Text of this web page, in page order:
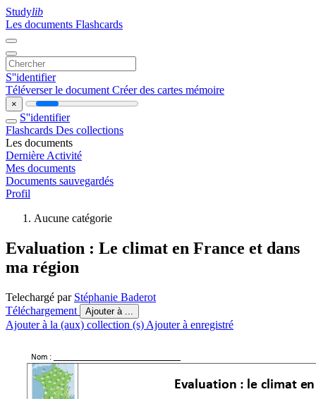
Studylib
Les documents Flashcards
S''identifier
Téléverser le document Créer des cartes mémoire
×
S''identifier
Flashcards Des collections
Les documents
Dernière Activité
Mes documents
Documents sauvegardés
Profil
Aucune catégorie
Evaluation : Le climat en France et dans
ma région
Telechargé par Stéphanie Baderot
Téléchargement
Ajouter à ...
Ajouter à la (aux) collection (s) Ajouter à enregistré
Nom : ______________________________
Evaluation : le climat e